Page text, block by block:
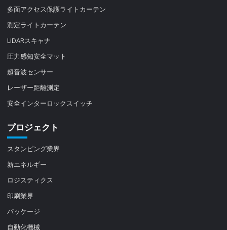
多面アクセス保護ライトカーテン
測定ライトカーテン
LiDARスキャナ
圧力感知安全マット
超音波センサー
レーザー距離測定
安全インターロックスイッチ
プロジェクト
スタンピング業界
新エネルギー
ロジスティクス
印刷業界
パッケージ
自動化機械